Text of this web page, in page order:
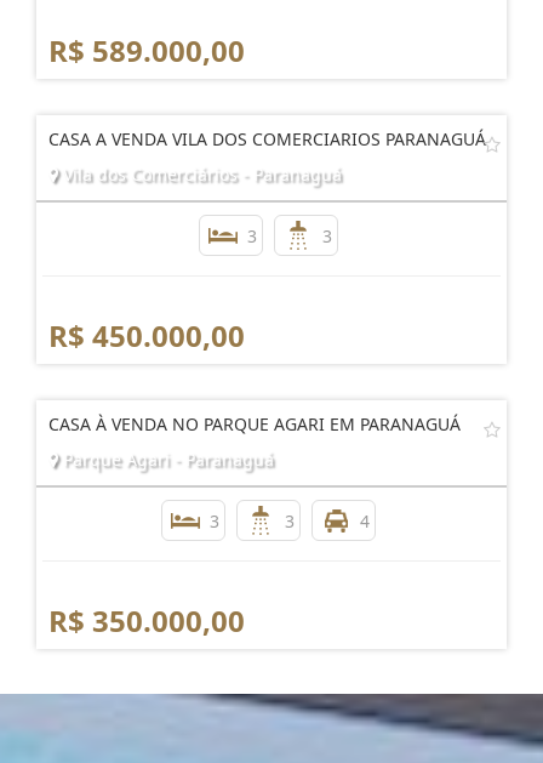
R$ 589.000,00
CASA A VENDA VILA DOS COMERCIARIOS PARANAGUÁ
Vila dos Comerciários - Paranaguá
3 3
R$ 450.000,00
CASA À VENDA NO PARQUE AGARI EM PARANAGUÁ
Parque Agari - Paranaguá
3 3 4
R$ 350.000,00